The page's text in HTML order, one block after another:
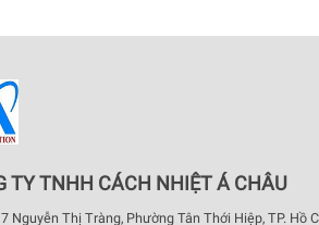
TY TNHH CÁCH NHIỆT Á CHÂU
Nguyễn Thị Tràng, Phường Tân Thới Hiệp, TP. Hồ